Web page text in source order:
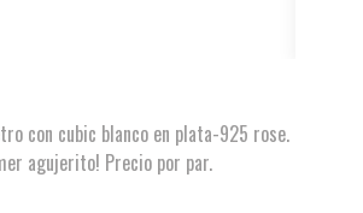
con cubic blanco en plata-925 rose.
agujerito! Precio por par.